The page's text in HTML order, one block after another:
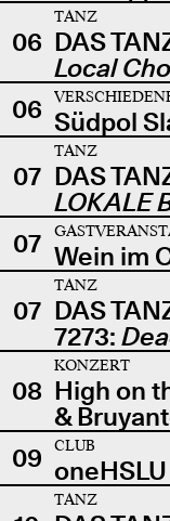
06
TANZ
DAS
Local
06 Südpol
07
TANZ
DAS
LOKALE
07 Wein im
07
TANZ
DAS
7273:
08
KONZERT
High on
&
09
CLUB
TANZ